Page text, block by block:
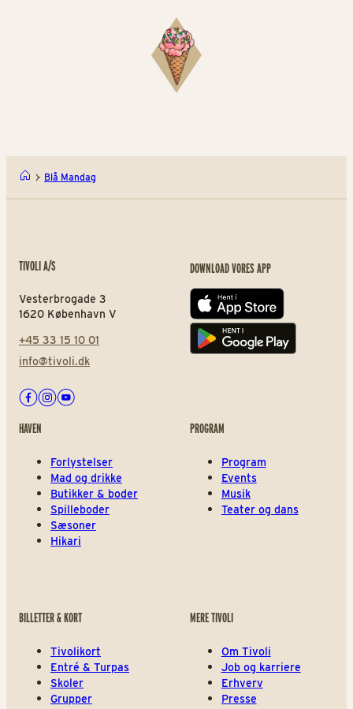
Blå Mandag
TIVOLI A/S
Vesterbrogade 3
1620 København V
+45 33 15 10 01
info@tivoli.dk
Facebook
Instagram
Youtube
DOWNLOAD VORES APP
App store
Play store
HAVEN
Forlystelser
Mad og drikke
Butikker & boder
Spilleboder
Sæsoner
Hikari
PROGRAM
Program
Events
Musik
Teater og dans
BILLETTER & KORT
Tivolikort
Entré & Turpas
Skoler
Grupper
MERE TIVOLI
Om Tivoli
Job og karriere
Erhverv
Presse